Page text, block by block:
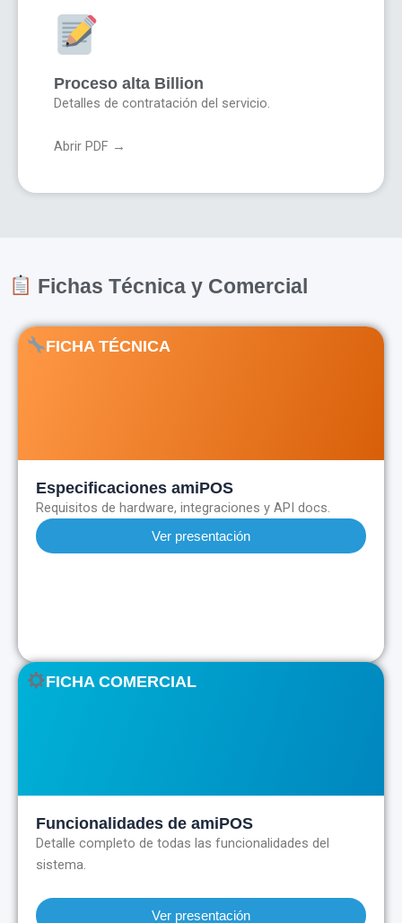
Proceso alta Billion
Detalles de contratación del servicio.
Abrir PDF →
Fichas Técnica y Comercial
FICHA TÉCNICA
Especificaciones amiPOS
Requisitos de hardware, integraciones y API docs.
Ver presentación
FICHA COMERCIAL
Funcionalidades de amiPOS
Detalle completo de todas las funcionalidades del
sistema.
Ver presentación